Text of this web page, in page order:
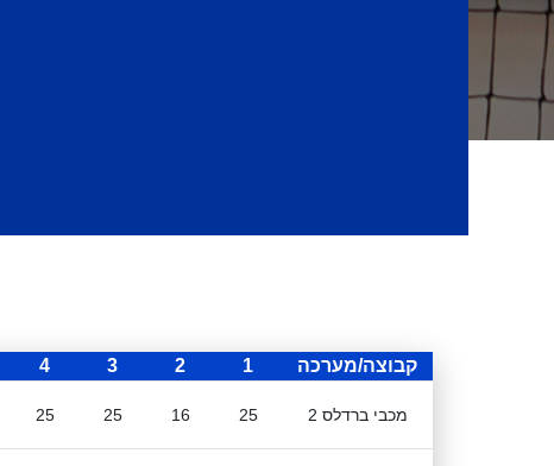
קבוצה/מערכה 1
2
3
4
מכבי ברדלס 2 25
16
25
25